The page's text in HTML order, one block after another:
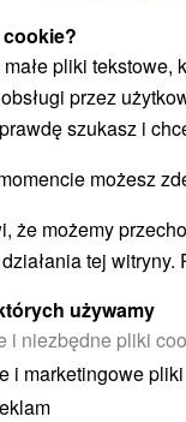
pliki
przez
szukasz i
możesz
że możemy
tej
używamy
i niezbędne pliki
i marketingowe